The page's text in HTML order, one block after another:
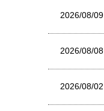
2026/08/09
2026/08/08
2026/08/02